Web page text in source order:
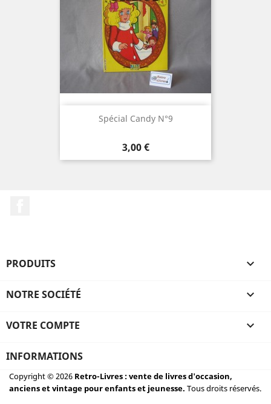
Spécial Candy N°9
Prix
3,00 €
PRODUITS 
NOTRE SOCIÉTÉ 
VOTRE COMPTE 
INFORMATIONS
Copyright © 2026 Retro-Livres : vente de livres d'occasion,
anciens et vintage pour enfants et jeunesse. Tous droits réservés.